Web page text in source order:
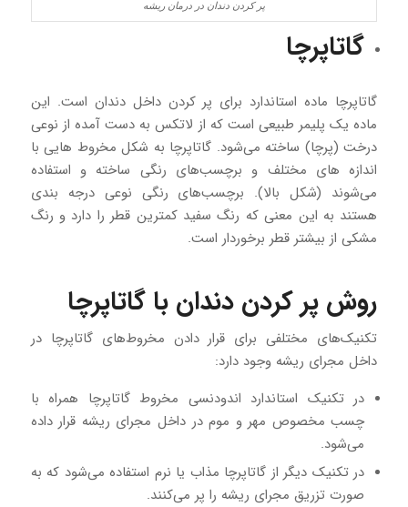
پر کردن دندان در درمان ریشه
گاتاپرچا
گاتاپرچا ماده استاندارد برای پر کردن داخل دندان است. این
ماده یک پلیمر طبیعی است که از لاتکس به ‌دست ‌آمده از نوعی
درخت (پرچا) ساخته می‌شود. گاتاپرچا به شکل مخروط هایی با
اندازه‌ های مختلف و برچسب‌های رنگی ساخته و استفاده
می‌شوند (شکل بالا). برچسب‌های رنگی نوعی درجه ‌بندی
هستند به این معنی که رنگ سفید کمترین قطر را دارد و رنگ
مشکی از بیشتر قطر برخوردار است.
روش پر کردن دندان با گاتاپرچا
تکنیک‌های مختلفی برای قرار دادن مخروط‌های گاتاپرچا در
داخل مجرای ریشه وجود دارد:
در تکنیک استاندارد اندودنسی مخروط گاتاپرچا همراه با
چسب مخصوص مهر و موم در داخل مجرای ریشه قرار داده
می‌شود.
در تکنیک دیگر از گاتاپرچا مذاب یا نرم استفاده می‌شود که به
صورت تزریق مجرای ریشه را پر می‌کنند.